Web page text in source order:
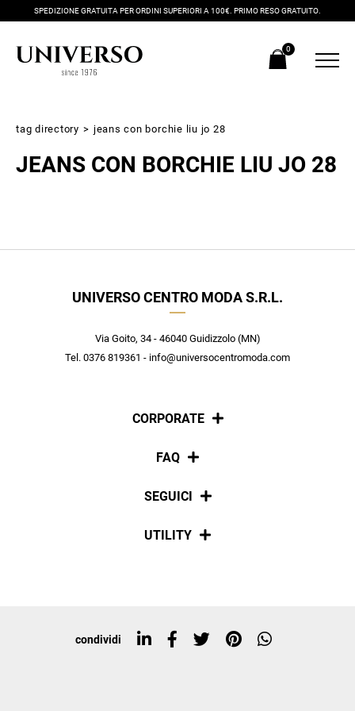
SPEDIZIONE GRATUITA PER ORDINI SUPERIORI A 100€. PRIMO RESO GRATUITO.
0
tag directory > jeans con borchie liu jo 28
JEANS CON BORCHIE LIU JO 28
UNIVERSO CENTRO MODA S.R.L.
Via Goito, 34 - 46040 Guidizzolo (MN)
Tel. 0376 819361 - info@universocentromoda.com
CORPORATE
Chi siamo
FAQ
Pagamenti
SEGUICI
Social
UTILITY
Top ricerche
condividi
Ricevi subito il tuo promocode con lo sconto del 20% su tutti i
nuovi arrivi utilizzabile anche in negozio!
scopri in anteprima le offerte in esclusiva a te riservate.